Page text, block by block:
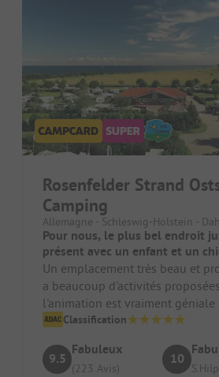
Rosenfelder Strand
Camping
Allemagne - Schleswig-Holstein -
Pour nous, le plus bel endroit
présent avec un enfant et un
Un emplacement très beau et
a beaucoup d'activités
l'animation est vraiment géniale
des poules de Grube est au t...
Classification
9.5
Fabuleux
(223 Avis)
10